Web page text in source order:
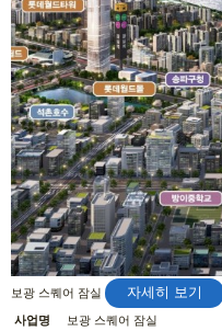
보광 스퀘어 잠실 자세히 보기
사업명
보광 스퀘어 잠실